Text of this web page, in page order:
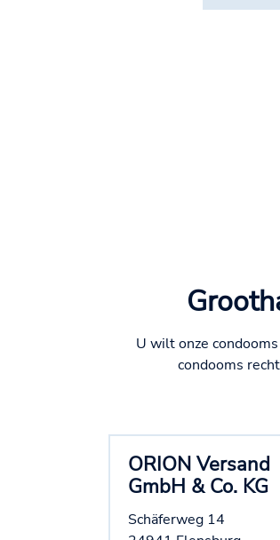
U wilt onze
condooms
ORION Versand
GmbH & Co. KG
Schäferweg 14